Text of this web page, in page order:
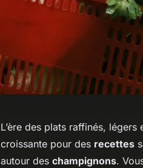
L’ère des plats raffinés,
croissante pour des recettes
autour des champignons.